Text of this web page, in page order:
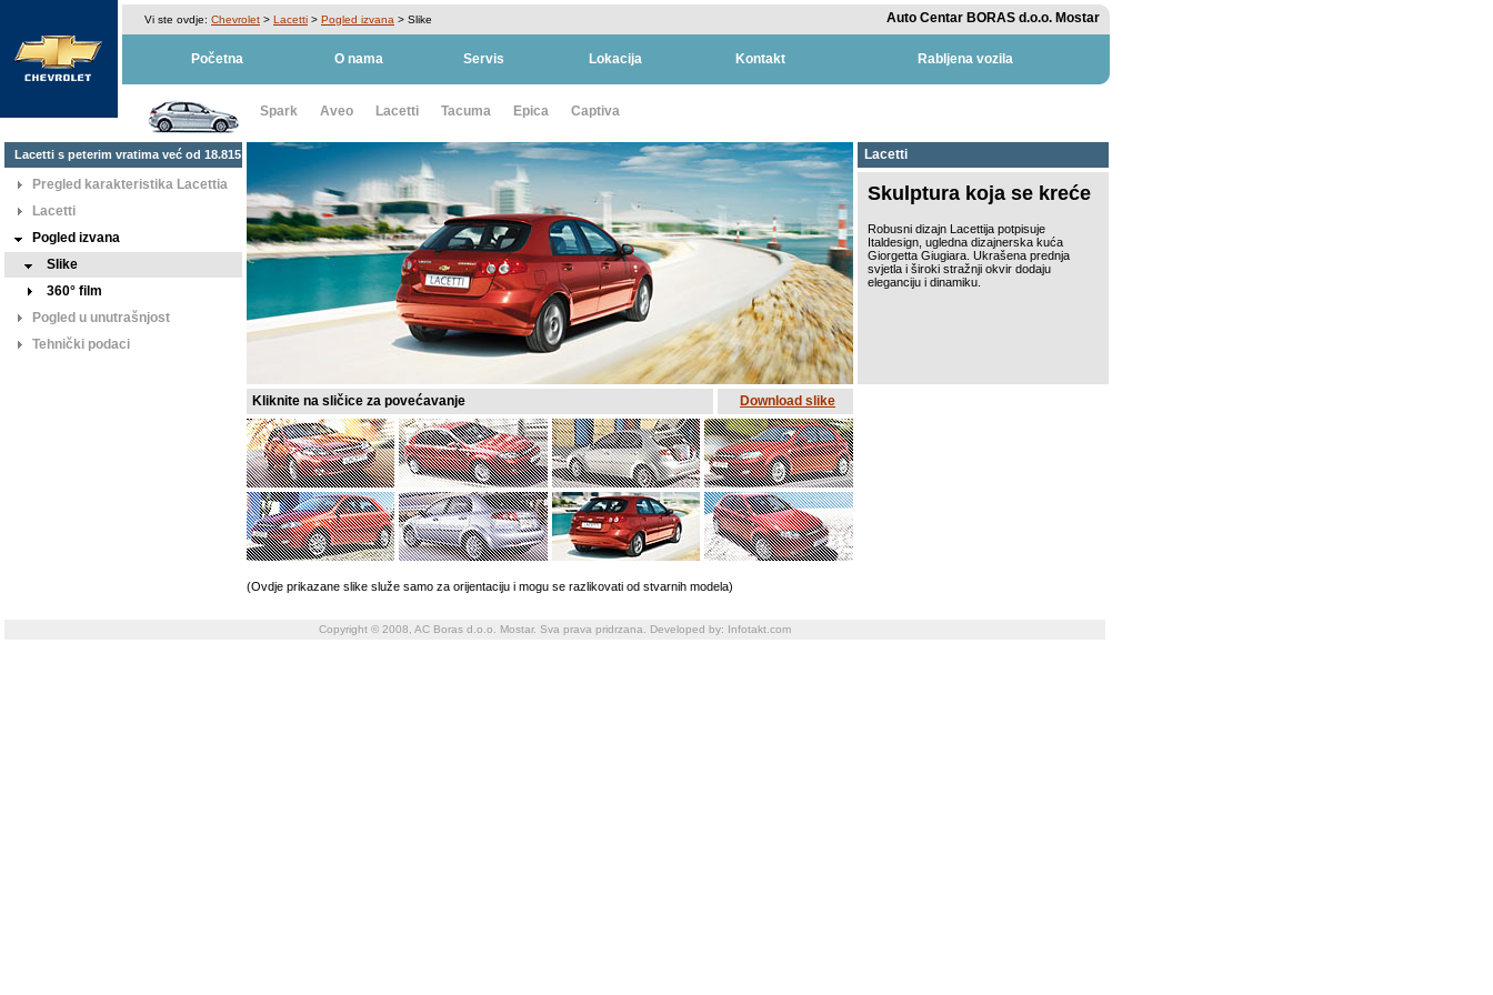
Vi ste ovdje: Chevrolet > Lacetti > Pogled izvana > Slike Auto Centar BORAS d.o.o. Mostar
Početna O nama Servis Lokacija Kontakt Rabljena vozila
Spark Aveo Lacetti Tacuma Epica Captiva
Lacetti s peterim vratima već od 18.815
KM Pregled karakteristika Lacettia
Lacetti
Pogled izvana
Slike
360° film
Pogled u unutrašnjost
Tehnički podaci
Lacetti
Skulptura koja se kreće
Robusni dizajn Lacettija potpisuje
Italdesign, ugledna dizajnerska kuća
Giorgetta Giugiara. Ukrašena prednja
svjetla i široki stražnji okvir dodaju
eleganciju i dinamiku.
Kliknite na sličice za povećavanje Download slike
(Ovdje prikazane slike služe samo za orijentaciju i mogu se razlikovati od stvarnih modela)
Copyright © 2008, AC Boras d.o.o. Mostar. Sva prava pridrzana. Developed by: Infotakt.com